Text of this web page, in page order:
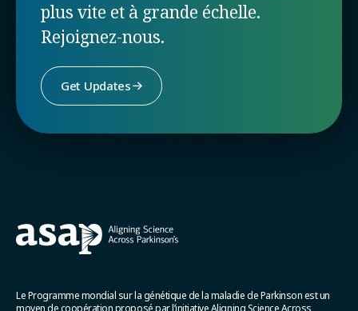
plus vite et à grande échelle.
Rejoignez-nous.
Get Updates
Le Programme mondial sur la génétique de la maladie de Parkinson est un
moyen de coopération proposé par l’initiative Aligning Science Across